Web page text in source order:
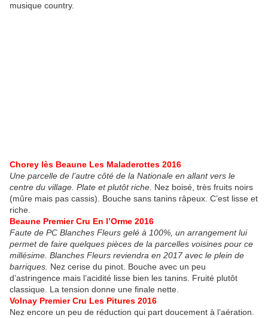
musique country.
Chorey lès Beaune Les Maladerottes 2016
Une parcelle de l’autre côté de la Nationale en allant vers le
centre du village. Plate et plutôt riche. Nez boisé, très fruits noirs
(mûre mais pas cassis). Bouche sans tanins râpeux. C’est lisse et
riche.
Beaune Premier Cru En l’Orme 2016
Faute de PC Blanches Fleurs gelé à 100%, un arrangement lui
permet de faire quelques pièces de la parcelles voisines pour ce
millésime. Blanches Fleurs reviendra en 2017 avec le plein de
barriques. Nez cerise du pinot. Bouche avec un peu
d’astringence mais l’acidité lisse bien les tanins. Fruité plutôt
classique. La tension donne une finale nette.
Volnay Premier Cru Les Pitures 2016
Nez encore un peu de réduction qui part doucement à l’aération.